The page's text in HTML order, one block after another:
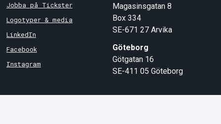
Jobba på Tickster
Logotyper & media
LinkedIn
Facebook
Instagram
Magasinsgatan 8
Box 334
SE-671 27 Arvika
Göteborg
Götgatan 16
SE-411 05 Göteborg